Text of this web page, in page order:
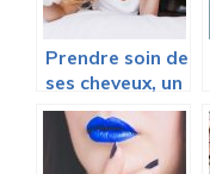
Prendre soin de
ses cheveux, un
casse tête ?